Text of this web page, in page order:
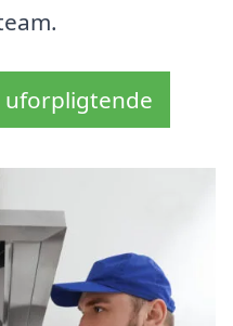
uforpligtende